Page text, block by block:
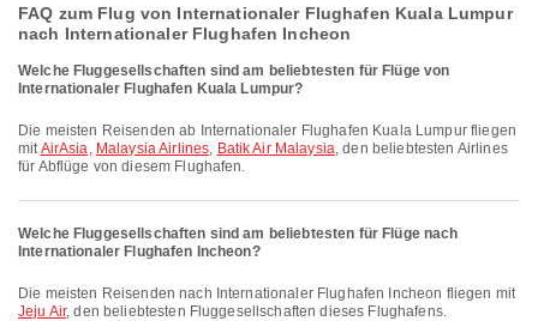
FAQ zum Flug von Internationaler Flughafen Kuala Lumpur
nach Internationaler Flughafen Incheon
Welche Fluggesellschaften sind am beliebtesten für Flüge von
Internationaler Flughafen Kuala Lumpur?
Die meisten Reisenden ab Internationaler Flughafen Kuala Lumpur fliegen
mitAirAsia, Malaysia Airlines, Batik Air Malaysia, den beliebtesten Airlines
für Abflüge von diesem Flughafen.
Welche Fluggesellschaften sind am beliebtesten für Flüge nach
Internationaler Flughafen Incheon?
Die meisten Reisenden nach Internationaler Flughafen Incheon fliegen mit
Jeju Air, den beliebtesten Fluggesellschaften dieses Flughafens.